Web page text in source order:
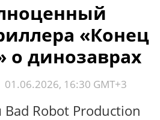
«Конец
о динозаврах
01.06.2026, 16:30 GMT+3
Robot Production